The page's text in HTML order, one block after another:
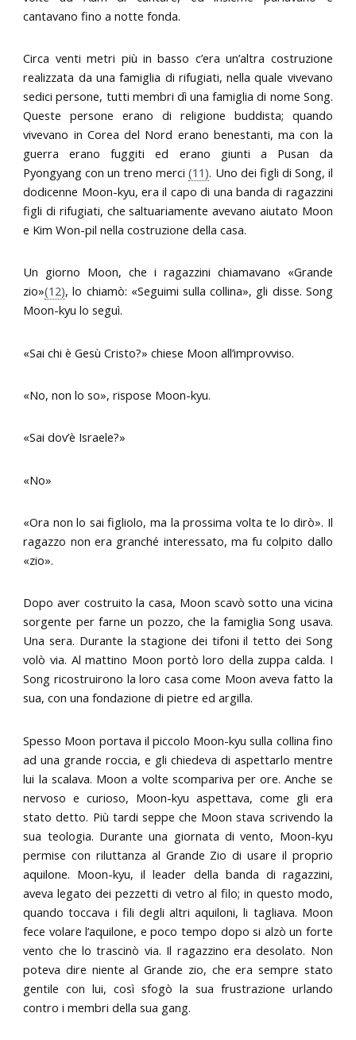
cantavano fino a notte fonda.
Circa venti metri più in basso c’era un’altra costruzione
realizzata da una famiglia di rifugiati, nella quale vivevano
sedici persone, tutti membri dì una famiglia di nome Song.
Queste persone erano di religione buddista; quando
vivevano in Corea del Nord erano benestanti, ma con la
guerra erano fuggiti ed erano giunti a Pusan da
Pyongyang con un treno merci(11). Uno dei figli di Song, il
dodicenne Moon-kyu, era il capo di una banda di ragazzini
figli di rifugiati, che saltuariamente avevano aiutato Moon
e Kim Won-pil nella costruzione della casa.
Un giorno Moon, che i ragazzini chiamavano «Grande
zio»(12), lo chiamò: «Seguimi sulla collina», gli disse. Song
Moon-kyu lo seguì.
«Sai chi è Gesù Cristo?» chiese Moon all’improvviso.
«No, non lo so», rispose Moon-kyu.
«Sai dov’è Israele?»
«No»
«Ora non lo sai figliolo, ma la prossima volta te lo dirò». Il
ragazzo non era granché interessato, ma fu colpito dallo
«zio».
Dopo aver costruito la casa, Moon scavò sotto una vicina
sorgente per farne un pozzo, che la famiglia Song usava.
Una sera. Durante la stagione dei tifoni il tetto dei Song
volò via. Al mattino Moon portò loro della zuppa calda. I
Song ricostruirono la loro casa come Moon aveva fatto la
sua, con una fondazione di pietre ed argilla.
Spesso Moon portava il piccolo Moon-kyu sulla collina fino
ad una grande roccia, e gli chiedeva di aspettarlo mentre
lui la scalava. Moon a volte scompariva per ore. Anche se
nervoso e curioso, Moon-kyu aspettava, come gli era
stato detto. Più tardi seppe che Moon stava scrivendo la
sua teologia. Durante una giornata di vento, Moon-kyu
permise con riluttanza al Grande Zio di usare il proprio
aquilone. Moon-kyu, il leader della banda di ragazzini,
aveva legato dei pezzetti di vetro al filo; in questo modo,
quando toccava i fili degli altri aquiloni, li tagliava. Moon
fece volare l’aquilone, e poco tempo dopo si alzò un forte
vento che lo trascinò via. Il ragazzino era desolato. Non
poteva dire niente al Grande zio, che era sempre stato
gentile con lui, così sfogò la sua frustrazione urlando
contro i membri della sua gang.